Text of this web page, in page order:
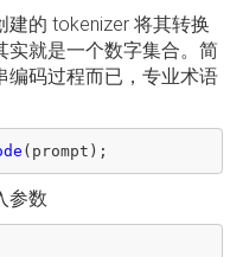
的 tokenizer 将其转换
实就是一个数字集合。简
编码过程而已，专业术语
( prompt );
参数